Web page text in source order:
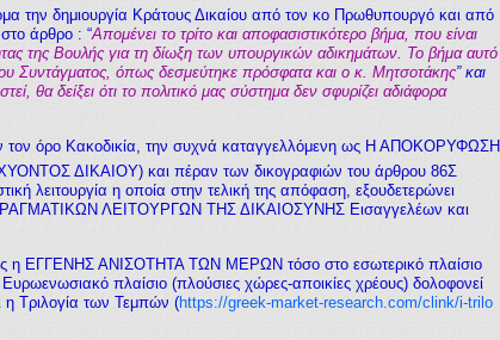
την δημιουργία Κράτους Δικαίου από τον κο Πρωθυπουργό και από
άρθρο : “Απομένει το τρίτο και αποφασιστικότερο βήμα, που είναι
της Βουλής για τη δίωξη των υπουργικών αδικημάτων. Το βήμα αυτό
Συντάγματος, όπως δεσμεύτηκε πρόσφατα και ο κ. Μητσοτάκης” και
θα δείξει ότι το πολιτικό μας σύστημα δεν σφυρίζει αδιάφορα
τον όρο Κακοδικία, την συχνά καταγγελλόμενη ως Η ΑΠΟΚΟΡΥΦΩΣΗ
ΔΙΚΑΙΟΥ) και πέραν των δικογραφιών του άρθρου 86Σ
λειτουργία η οποία στην τελική της απόφαση, εξουδετερώνει
ΛΕΙΤΟΥΡΓΩΝ ΤΗΣ ΔΙΚΑΙΟΣΥΝΗΣ Εισαγγελέων και
η ΕΓΓΕΝΗΣ ΑΝΙΣΟΤΗΤΑ ΤΩΝ ΜΕΡΩΝ τόσο στο εσωτερικό πλαίσιο
πλαίσιο (πλούσιες χώρες-αποικίες χρέους) δολοφονεί
η Τριλογία των Τεμπών (https://greek-market-research.com/clink/i-trilo